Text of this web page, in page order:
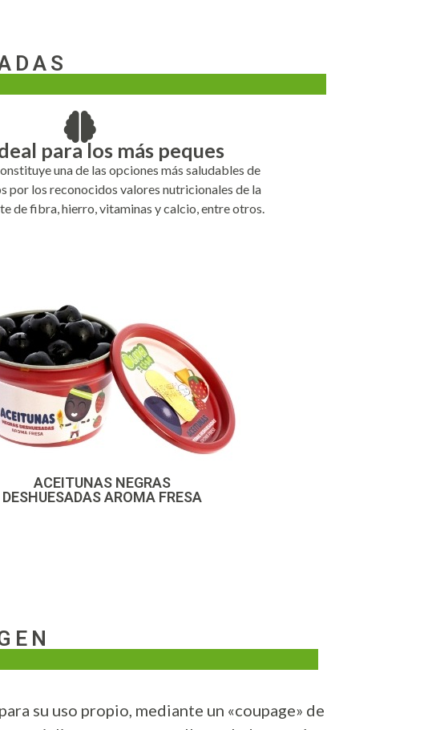
para los más peques
una de las opciones más saludables de
por los reconocidos valores nutricionales de la
de fibra, hierro, vitaminas y calcio, entre otros.
ACEITUNAS NEGRAS
DESHUESADAS AROMA FRESA
su uso propio, mediante un «coupage» de